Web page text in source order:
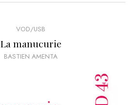
VOD/USB
La manucurie
BASTIEN AMENTA